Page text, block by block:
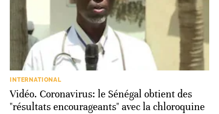
INTERNATIONAL
Vidéo. Coronavirus: le Sénégal obtient des
"résultats encourageants" avec la chloroquine